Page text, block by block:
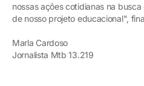
nossas ações cotidianas na
de nosso projeto educacional",
Marla Cardoso
Jornalista Mtb 13.219